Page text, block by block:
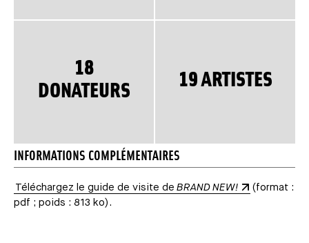
18
DONATEURS
19 ARTISTES
INFORMATIONS COMPLÉMENTAIRES
Téléchargez le guide de visite de BRAND NEW!
(format :
pdf ; poids : 813 ko).